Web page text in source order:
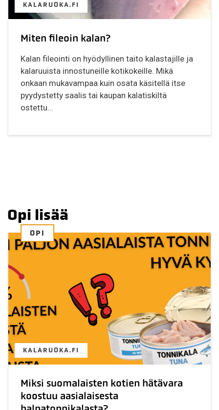
KALARUOKA.FI
Miten fileoin kalan?
Kalan fileointi on hyödyllinen taito kalastajille ja
kalaruuista innostuneille kotikokeille. Mikä
onkaan mukavampaa kuin osata käsitellä itse
pyydystetty saalis tai kaupan kalatiskiltä
ostettu...
Opi lisää
OPI
KALARUOKA.FI
Miksi suomalaisten kotien hätävara
koostuu aasialaisesta